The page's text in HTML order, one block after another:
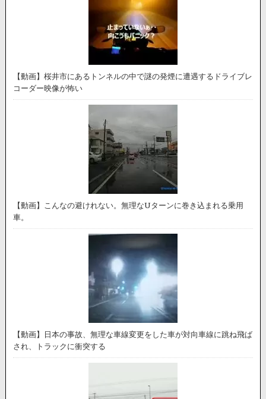
【動画】桜井市にあるトンネルの中で謎の発煙に遭遇するドライブレ
コーダー映像が怖い
【動画】こんなの避けれない。無理なUターンに巻き込まれる乗用
車。
【動画】日本の事故、無理な車線変更をした車が対向車線に跳ね飛ば
され、トラックに衝突する